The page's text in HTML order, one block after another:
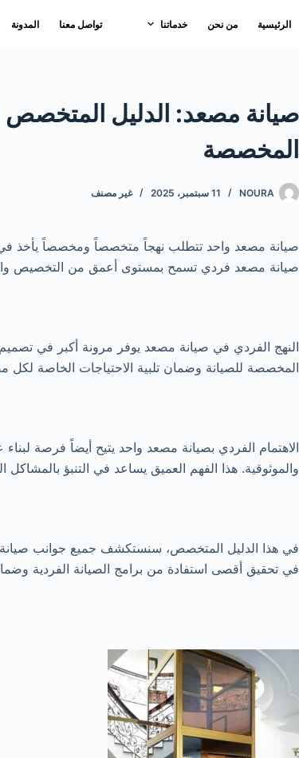
إلىالرئيسية من نحن خدماتنا تواصل معنا المدونة
صيانة مصعد: الدليل المتخصص
المخصصة
NOURA 11 سبتمبر، 2025 غير مصنف
صيانة مصعد واحد تتطلب نهجاً متخصصاً ومخصصاً يأخذ في
صيانة مصعد فردي تسمح بمستوى أعمق من التخصيص
النهج الفردي في صيانة مصعد يوفر مرونة أكبر في
المخصصة للصيانة وضمان تلبية الاحتياجات الخاصة لكل
الاهتمام الفردي بصيانة مصعد واحد يتيح أيضاً فرصة
والموثوقية. هذا الفهم العميق يساعد في التنبؤ بالمشاكل
في هذا الدليل المتخصص، سنستكشف جميع جوانب صيانة
في تحقيق أقصى استفادة من برامج الصيانة الفردية